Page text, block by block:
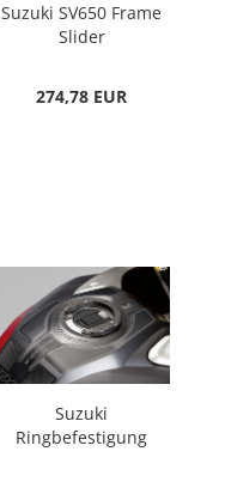
Suzuki SV650 Frame
Slider
274,78 EUR
Suzuki
Ringbefestigung